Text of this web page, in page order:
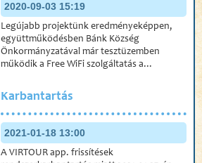
2020-09-03 15:19
Legújabb projektünk eredményeképpen,
együttműködésben Bánk Község
Önkormányzatával már tesztüzemben
működik a Free WiFi szolgáltatás a...
Karbantartás
2021-01-18 13:00
A VIRTOUR app. frissítések